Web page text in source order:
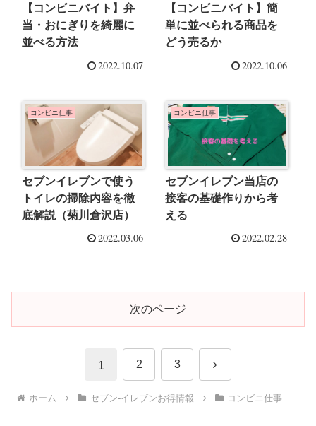
【コンビニバイト】弁
当・おにぎりを綺麗に
並べる方法
2022.10.07
【コンビニバイト】簡
単に並べられる商品を
どう売るか
2022.10.06
コンビニ仕事
セブンイレブンで使う
トイレの掃除内容を徹
底解説（菊川倉沢店）
2022.03.06
コンビニ仕事
セブンイレブン当店の
接客の基礎作りから考
える
2022.02.28
次のページ
1 2 3 次
へ
ホーム セブン-イレブンお得情報 コンビニ仕事